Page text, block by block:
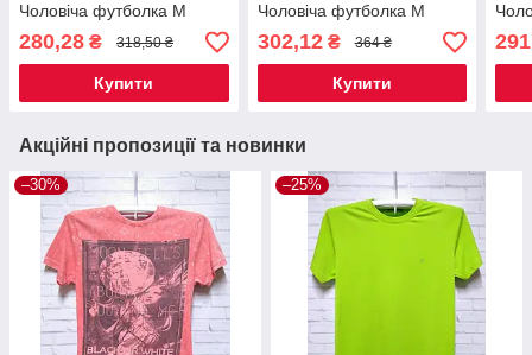
Чоловіча футболка M
280,28 ₴ 318,50 ₴
Купити
Чоловіча футболка M
302,12₴ 364 ₴
Купити
Акційні пропозиції та новинки
–30% –25%